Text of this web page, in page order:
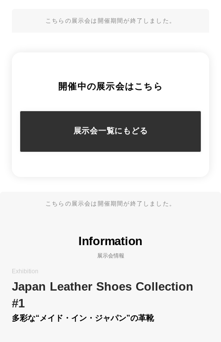
こちらの展示会は開催期間が終了しました。
開催中の展示会はこちら
展示会一覧にもどる
こちらの展示会は開催期間が終了しました。
Information
展示会情報
Exhibition
Japan Leather Shoes Collection
#1
多彩な“メイド・イン・ジャパン”の革靴